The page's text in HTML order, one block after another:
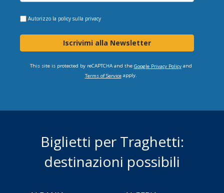
Autorizzo la policy sulla privacy
Iscrivimi alla Newsletter
This site is protected by reCAPTCHA and the Google Privacy Policyand
Terms of Serviceapply.
Biglietti per Traghetti:
destinazioni possibili